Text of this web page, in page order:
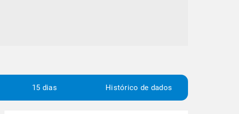
15 dias Histórico de dados